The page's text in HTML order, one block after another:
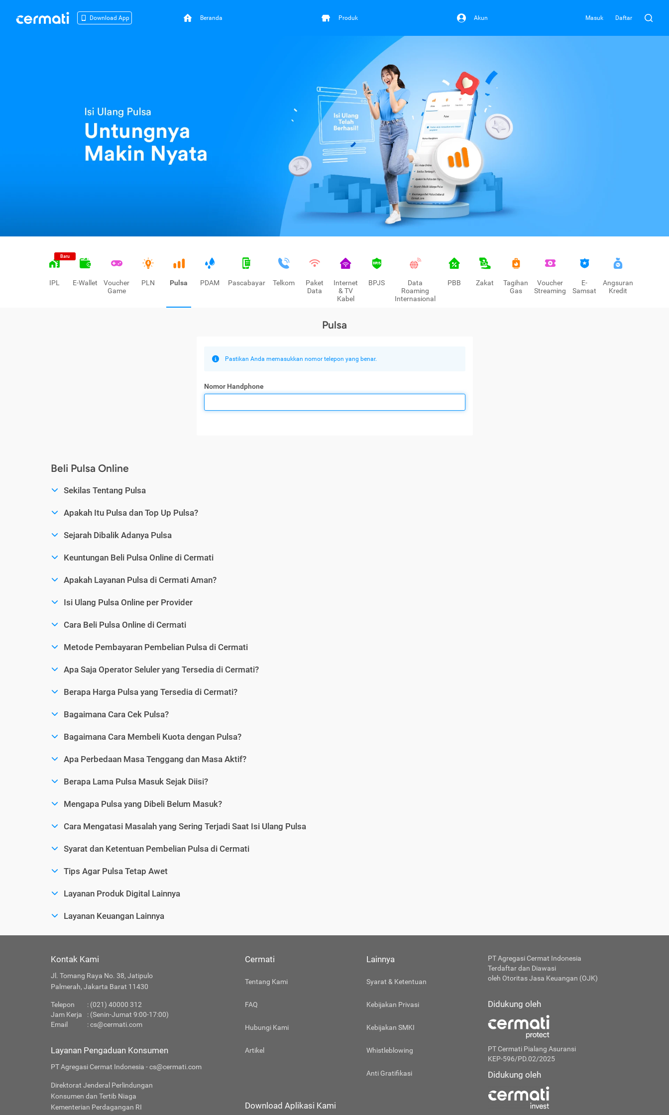
Download App Beranda Produk Akun Masuk Daftar
Baru
IPL E-Wallet
Voucher
Game
PLN Pulsa PDAM Pascabayar Telkom
Paket
Data
Internet
& TV
Kabel
BPJS
Data
Roaming
Internasional
PBB Zakat
Tagihan
Gas
Voucher
Streaming
E-
Samsat
Angsuran
Kredit
Pulsa
Pastikan Anda memasukkan nomor telepon yang benar.
Nomor Handphone
Beli Pulsa Online
Sekilas Tentang Pulsa
Apakah Itu Pulsa dan Top Up Pulsa?
Sejarah Dibalik Adanya Pulsa
Keuntungan Beli Pulsa Online di Cermati
Apakah Layanan Pulsa di Cermati Aman?
Isi Ulang Pulsa Online per Provider
Cara Beli Pulsa Online di Cermati
Metode Pembayaran Pembelian Pulsa di Cermati
Apa Saja Operator Seluler yang Tersedia di Cermati?
Berapa Harga Pulsa yang Tersedia di Cermati?
Bagaimana Cara Cek Pulsa?
Bagaimana Cara Membeli Kuota dengan Pulsa?
Apa Perbedaan Masa Tenggang dan Masa Aktif?
Berapa Lama Pulsa Masuk Sejak Diisi?
Mengapa Pulsa yang Dibeli Belum Masuk?
Cara Mengatasi Masalah yang Sering Terjadi Saat Isi Ulang Pulsa
Syarat dan Ketentuan Pembelian Pulsa di Cermati
Tips Agar Pulsa Tetap Awet
Layanan Produk Digital Lainnya
Layanan Keuangan Lainnya
Kontak Kami
Jl. Tomang Raya No. 38, Jatipulo
Palmerah, Jakarta Barat 11430
Telepon
: (021) 40000 312
Jam Kerja
: (Senin-Jumat 9:00-17:00)
Email
:cs@cermati.com
Layanan Pengaduan Konsumen
PT Agregasi Cermat Indonesia - cs@cermati.com
Direktorat Jenderal Perlindungan
Konsumen dan Tertib Niaga
Kementerian Perdagangan RI
Cermati
Tentang Kami
FAQ
Hubungi Kami
Artikel
Lainnya
Syarat & Ketentuan
Kebijakan Privasi
Kebijakan SMKI
Whistleblowing
Anti Gratifikasi
Download Aplikasi Kami
PT Agregasi Cermat Indonesia
Terdaftar dan Diawasi
oleh Otoritas Jasa Keuangan (OJK)
Didukung oleh
PT Cermati Pialang Asuransi
KEP-596/PD.02/2025
Didukung oleh